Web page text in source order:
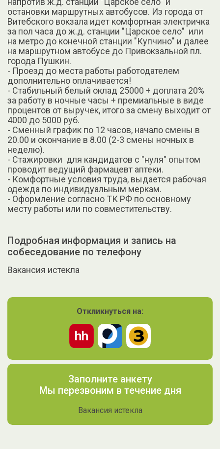
остановки маршрутных автобусов. Из города от
Витебского вокзала идет комфортная электричка
за пол часа до ж.д. станции "Царское село" или
на метро до конечной станции "Купчино" и далее
на маршрутном автобусе до Привокзальной пл.
города Пушкин.
- Проезд до места работы работодателем
дополнительно оплачивается!
- Стабильный белый оклад 25000 + доплата 20%
за работу в ночные часы + премиальные в виде
процентов от выручек, итого за смену выходит от
4000 до 5000 руб.
- Сменный график по 12 часов, начало смены в
20.00 и окончание в 8.00 (2-3 смены ночных в
неделю).
- Стажировки для кандидатов с "нуля" опытом
проводит ведущий фармацевт аптеки.
- Комфортные условия труда, выдается рабочая
одежда по индивидуальным меркам.
- Оформление согласно ТК РФ по основному
месту работы или по совместительству.
Подробная информация и запись на
собеседование по телефону
Вакансия истекла
Откликнуться на:
Заполните анкету
Мы перезвоним в течение дня
Вакансия истекла